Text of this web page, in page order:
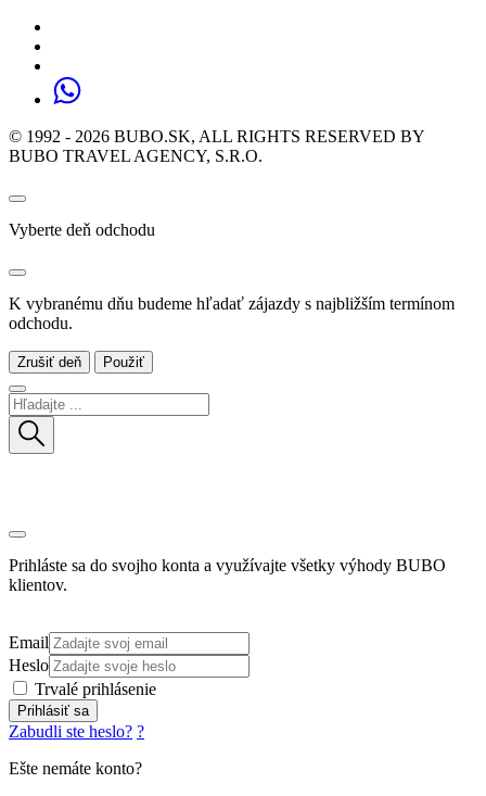
© 1992 - 2026 BUBO.SK, ALL RIGHTS RESERVED BY
BUBO TRAVEL AGENCY, S.R.O.
Vyberte deň odchodu
K vybranému dňu budeme hľadať zájazdy s najbližším termínom
odchodu.
Zrušiť deň Použiť
Prihláste sa do svojho konta a využívajte všetky výhody BUBO
klientov.
Email
Heslo
Trvalé prihlásenie
Prihlásiť sa
Zabudli ste heslo? ?
Ešte nemáte konto?